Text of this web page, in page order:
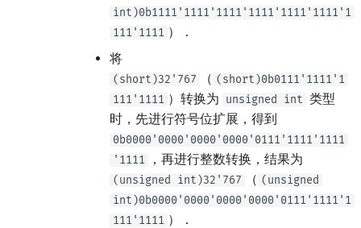
int)0b1111'1111'1111'1111'1111'1111'1
111'1111 ）．
将
(short)32'767 （ (short)0b0111'1111'1
111'1111 ）转换为 unsigned int 类型
时，先进行符号位扩展，得到
0b0000'0000'0000'0000'0111'1111'1111
'1111
，再进行整数转换，结果为
(unsigned int)32'767 （ (unsigned
int)0b0000'0000'0000'0000'0111'1111'1
111'1111 ）．